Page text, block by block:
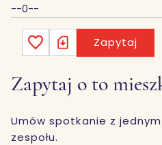
--0--
Zapytaj
Zapytaj o to
Umów spotkanie z
zespołu.